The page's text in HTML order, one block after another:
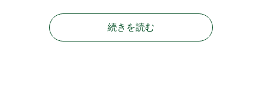
続きを読む